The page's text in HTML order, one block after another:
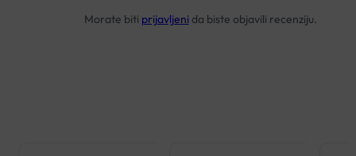
Morate biti prijavljeni da biste objavili recenziju.